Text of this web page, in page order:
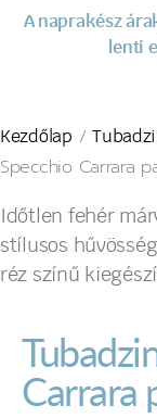
A naprakész
lenti
Kezdőlap /
Specchio Carrara
Időtlen fehér
stílusos
réz színű
Carrara